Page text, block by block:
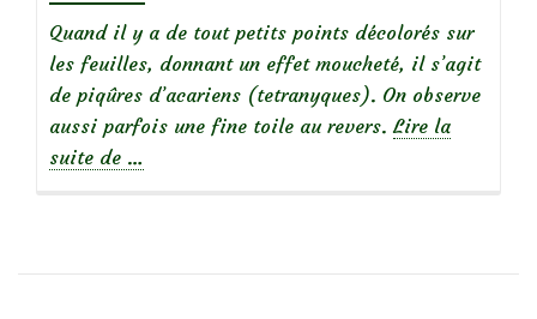
Quand il y a de tout petits points décolorés sur
les feuilles, donnant un effet moucheté, il s’agit
de piqûres d’acariens (tetranyques). On observe
aussi parfois une fine toile au revers. Lire la
suite de
du
…